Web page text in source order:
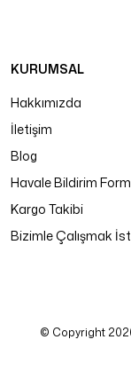
KURUMSAL
Hakkımızda
İletişim
Blog
Havale Bildirim
Kargo Takibi
Bizimle Çalışmak
© Copyright